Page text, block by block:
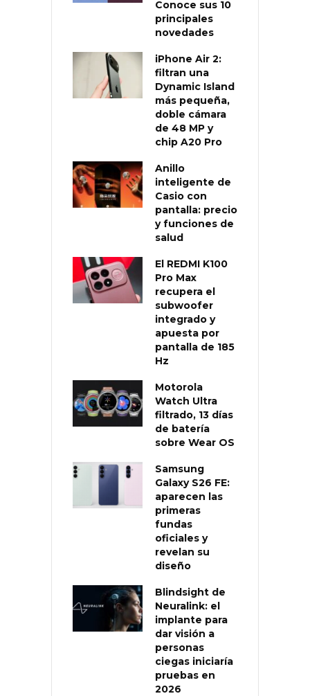
Conoce sus 10
principales
novedades
iPhone Air 2:
filtran una
Dynamic Island
más pequeña,
doble cámara
de 48 MP y
chip A20 Pro
Anillo
inteligente de
Casio con
pantalla: precio
y funciones de
salud
El REDMI K100
Pro Max
recupera el
subwoofer
integrado y
apuesta por
pantalla de 185
Hz
Motorola
Watch Ultra
filtrado, 13 días
de batería
sobre Wear OS
Samsung
Galaxy S26 FE:
aparecen las
primeras
fundas
oficiales y
revelan su
diseño
Blindsight de
Neuralink: el
implante para
dar visión a
personas
ciegas iniciaría
pruebas en
2026